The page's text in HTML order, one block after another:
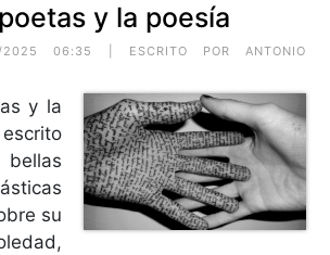
y la poesía
2025 06:35 | ESCRITO POR ANTONIO
y la
bellas
su